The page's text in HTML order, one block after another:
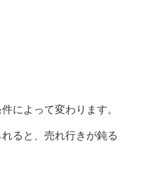
によって変わります。
ると、売れ行きが鈍る